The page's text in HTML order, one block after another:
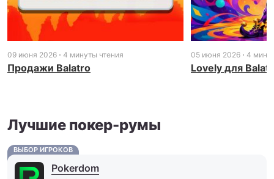
09 июня 2026 4 минуты чтения
Продажи Balatro
05 июня 2026 4
Lovely для
Лучшие покер-румы
ВЫБОР ИГРОКОВ
Pokerdom